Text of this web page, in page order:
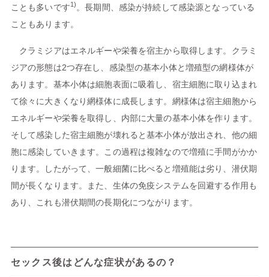
ことも多いです1) 。長期間、感染が持続して感染源となっている
こともあります。
クラミジアはエネルギーや栄養を宿主から取得します。クラミ
ジアの形態は2つ存在し、感染型の基本小体と増殖型の網様体が
あります。基本小体は細胞表面に吸着し、宿主細胞に取り込まれ
て徐々に大きくなり網様体に成長します。網様体は宿主細胞から
エネルギーや栄養を取得し、内部に大量の基本小体を作ります。
そして感染した宿主細胞が壊れると基本小体が放出され、他の細
胞に感染していきます。この過程は複雑なので増殖に手間がかか
ります。したがって、一般細菌に比べると増殖能は劣り、潜伏期
間が長くなります。また、生体の免疫システムを回避する作用も
あり、これも潜伏期間の長期化につながります。
セックス後はどんな症状があるの？